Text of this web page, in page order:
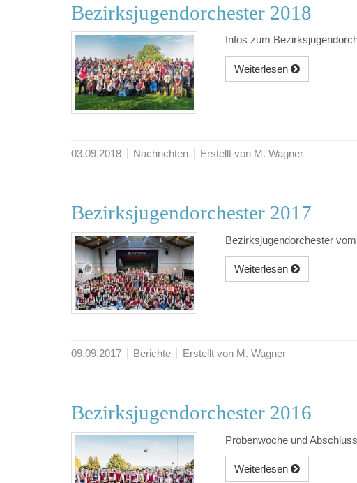
Bezirksjugendorchester 2018
Infos zum
Weiterlesen
03.09.2018 Nachrichten Erstellt von M. Wagner
Bezirksjugendorchester 2017
Bezirksjugendorchester
Weiterlesen
09.09.2017 Berichte Erstellt von M. Wagner
Bezirksjugendorchester 2016
Probenwoche und
Weiterlesen